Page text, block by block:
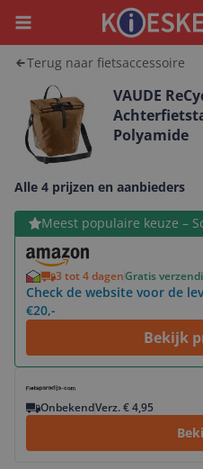
Menu
Terug naar fietsaccessoire
VAUDE
Polyamide
Alle 4 prijzen en aanbieders
Meest populaire keuze –
3 tot 4 dagenGratis
Check de website voor de
€20,-
Bekijk
Bekijk product
OnbekendVerz. € 4,95